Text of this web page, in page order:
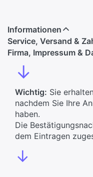
Informationen
Service, Versand &
Firma, Impressum &
↓
Wichtig: Sie
nachdem Sie Ihre
haben.
Die
dem Eintragen
↓